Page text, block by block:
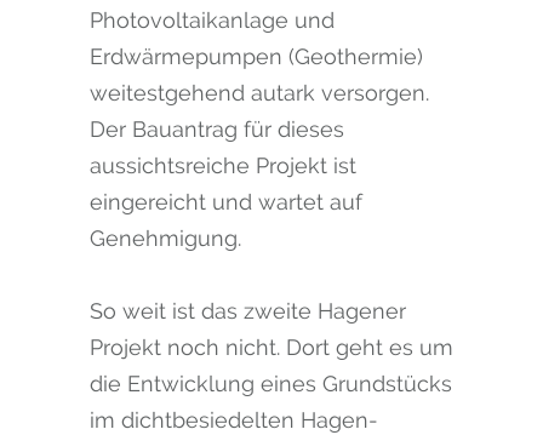
Photovoltaikanlage und
Erdwärmepumpen (Geothermie)
weitestgehend autark versorgen.
Der Bauantrag für dieses
aussichtsreiche Projekt ist
eingereicht und wartet auf
Genehmigung.
So weit ist das zweite Hagener
Projekt noch nicht. Dort geht es um
die Entwicklung eines Grundstücks
im dichtbesiedelten Hagen-